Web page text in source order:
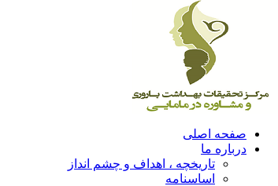
صفحه اصلی
درباره ما
تاریخچه ، اهداف و چشم انداز
اساسنامه